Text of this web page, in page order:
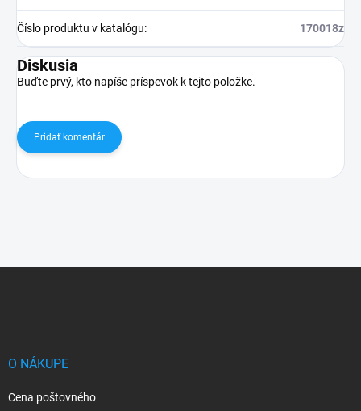
Číslo produktu v katalógu: 170018z
Diskusia
Buďte prvý, kto napíše príspevok k tejto položke.
Pridať komentár
O NÁKUPE
Cena poštovného